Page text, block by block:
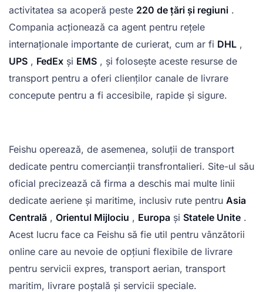
activitatea sa acoperă peste 220 de țări și regiuni .
Compania acționează ca agent pentru rețele
internaționale importante de curierat, cum ar fi DHL ,
UPS , FedEx și EMS , și folosește aceste resurse de
transport pentru a oferi clienților canale de livrare
concepute pentru a fi accesibile, rapide și sigure.
Feishu operează, de asemenea, soluții de transport
dedicate pentru comercianții transfrontalieri. Site-ul său
oficial precizează că firma a deschis mai multe linii
dedicate aeriene și maritime, inclusiv rute pentru Asia
Centrală , Orientul Mijlociu , Europa și Statele Unite .
Acest lucru face ca Feishu să fie util pentru vânzătorii
online care au nevoie de opțiuni flexibile de livrare
pentru servicii expres, transport aerian, transport
maritim, livrare poștală și servicii speciale.